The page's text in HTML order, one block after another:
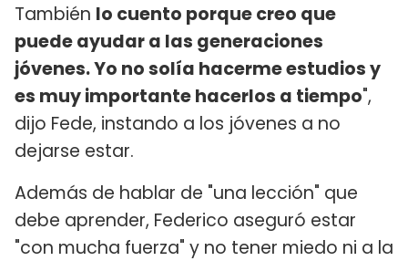
También lo cuento porque creo que
puede ayudar a las generaciones
jóvenes. Yo no solía hacerme estudios y
es muy importante hacerlos a tiempo",
dijo Fede, instando a los jóvenes a no
dejarse estar.
Además de hablar de "una lección" que
debe aprender, Federico aseguró estar
"con mucha fuerza" y no tener miedo ni a la